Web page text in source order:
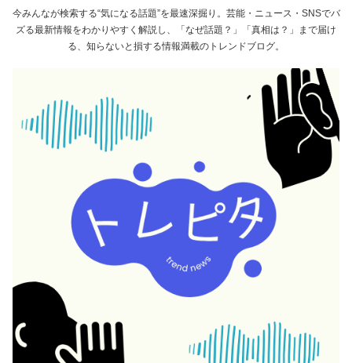
今みんなが検索する“気になる話題”を最速深掘り。芸能・ニュース・SNSでバ
ズる最新情報をわかりやすく解説し、「なぜ話題？」「真相は？」まで届け
る、知らないと損する情報満載のトレンドブログ。